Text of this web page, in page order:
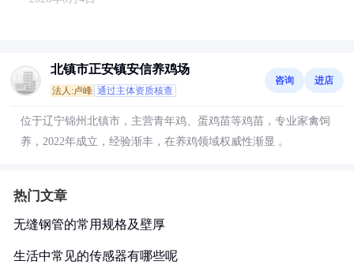
北镇市正安镇安信养鸡场
法人:卢峰 通过主体资质核查
咨询 进店
位于辽宁锦州北镇市，主营青年鸡、蛋鸡苗等鸡苗，专业家禽饲
养，2022年成立，经验渐丰，在养鸡领域权威性渐显 。
热门文章
无缝钢管的常用规格及壁厚
生活中常见的传感器有哪些呢